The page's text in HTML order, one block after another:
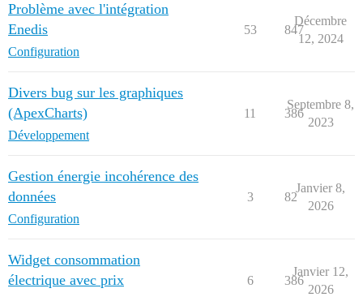
Problème avec l'intégration
Enedis
Configuration
53 847
Décembre
12, 2024
Divers bug sur les graphiques
(ApexCharts)
Développement
11 386
Septembre 8,
2023
Gestion énergie incohérence des
données
Configuration
3 82
Janvier 8,
2026
Widget consommation
électrique avec prix
6 386
Janvier 12,
2026